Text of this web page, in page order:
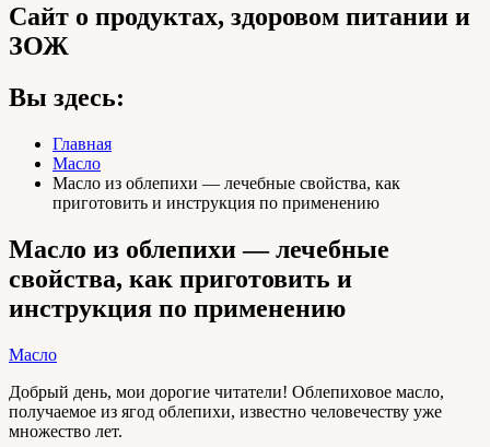
Сайт о продуктах, здоровом питании и
ЗОЖ
Вы здесь:
Главная
Масло
Масло из облепихи — лечебные свойства, как
приготовить и инструкция по применению
Масло из облепихи — лечебные
свойства, как приготовить и
инструкция по применению
Масло
Добрый день, мои дорогие читатели! Облепиховое масло,
получаемое из ягод облепихи, известно человечеству уже
множество лет.